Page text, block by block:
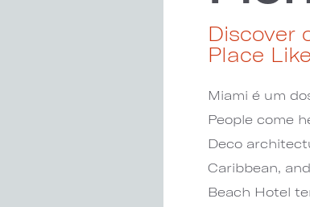
Discover
Place
Miami é um
People come
Deco
Caribbean,
Beach Hotel